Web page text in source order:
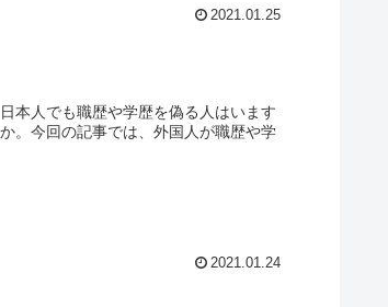
2021.01.25
本人でも職歴や学歴を偽る人はいます
。今回の記事では、外国人が職歴や学
2021.01.24